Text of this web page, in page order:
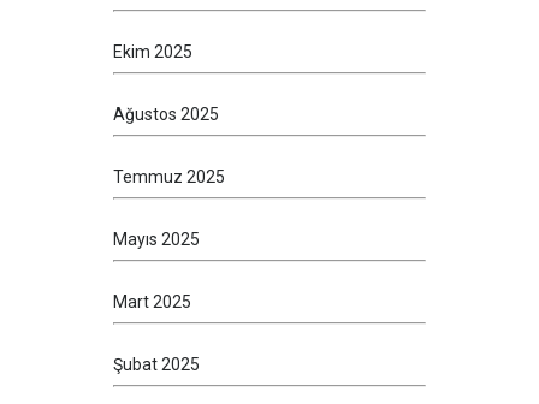
Ekim 2025
Ağustos 2025
Temmuz 2025
Mayıs 2025
Mart 2025
Şubat 2025